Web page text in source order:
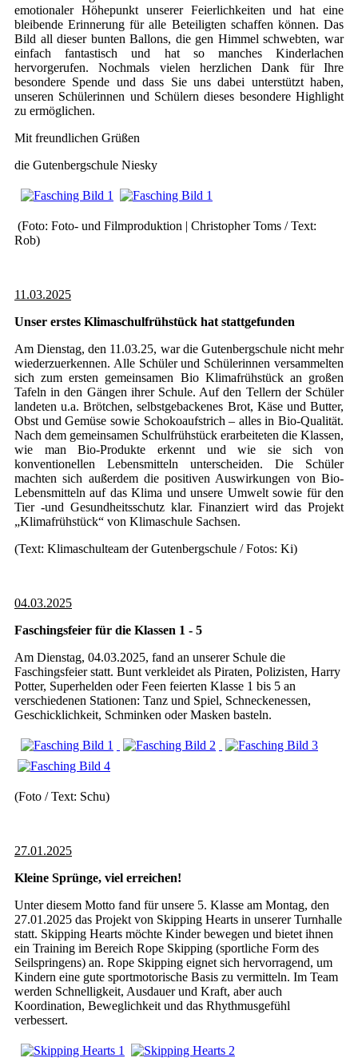
emotionaler Höhepunkt unserer Feierlichkeiten und hat eine
bleibende Erinnerung für alle Beteiligten schaffen können. Das
Bild all dieser bunten Ballons, die gen Himmel schwebten, war
einfach fantastisch und hat so manches Kinderlachen
hervorgerufen. Nochmals vielen herzlichen Dank für Ihre
besondere Spende und dass Sie uns dabei unterstützt haben,
unseren Schülerinnen und Schülern dieses besondere Highlight
zu ermöglichen.
Mit freundlichen Grüßen
die Gutenbergschule Niesky
(Foto: Foto- und Filmproduktion | Christopher Toms / Text:
Rob)
11.03.2025
Unser erstes Klimaschulfrühstück hat stattgefunden
Am Dienstag, den 11.03.25, war die Gutenbergschule nicht mehr
wiederzuerkennen. Alle Schüler und Schülerinnen versammelten
sich zum ersten gemeinsamen Bio Klimafrühstück an großen
Tafeln in den Gängen ihrer Schule. Auf den Tellern der Schüler
landeten u.a. Brötchen, selbstgebackenes Brot, Käse und Butter,
Obst und Gemüse sowie Schokoaufstrich – alles in Bio-Qualität.
Nach dem gemeinsamen Schulfrühstück erarbeiteten die Klassen,
wie man Bio-Produkte erkennt und wie sie sich von
konventionellen Lebensmitteln unterscheiden. Die Schüler
machten sich außerdem die positiven Auswirkungen von Bio-
Lebensmitteln auf das Klima und unsere Umwelt sowie für den
Tier -und Gesundheitsschutz klar. Finanziert wird das Projekt
„Klimafrühstück“ von Klimaschule Sachsen.
(Text: Klimaschulteam der Gutenbergschule / Fotos: Ki)
04.03.2025
Faschingsfeier für die Klassen 1 - 5
Am Dienstag, 04.03.2025, fand an unserer Schule die
Faschingsfeier statt. Bunt verkleidet als Piraten, Polizisten, Harry
Potter, Superhelden oder Feen feierten Klasse 1 bis 5 an
verschiedenen Stationen: Tanz und Spiel, Schneckenessen,
Geschicklichkeit, Schminken oder Masken basteln.
(Foto / Text: Schu)
27.01.2025
Kleine Sprünge, viel erreichen!
Unter diesem Motto fand für unsere 5. Klasse am Montag, den
27.01.2025 das Projekt von Skipping Hearts in unserer Turnhalle
statt. Skipping Hearts möchte Kinder bewegen und bietet ihnen
ein Training im Bereich Rope Skipping (sportliche Form des
Seilspringens) an. Rope Skipping eignet sich hervorragend, um
Kindern eine gute sportmotorische Basis zu vermitteln. Im Team
werden Schnelligkeit, Ausdauer und Kraft, aber auch
Koordination, Beweglichkeit und das Rhythmusgefühl
verbessert.